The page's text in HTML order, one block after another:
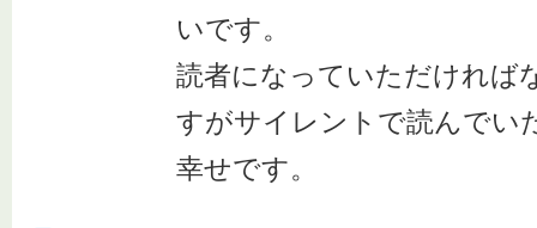
いです。
読者になっていただければ
すがサイレントで読んでい
幸せです。